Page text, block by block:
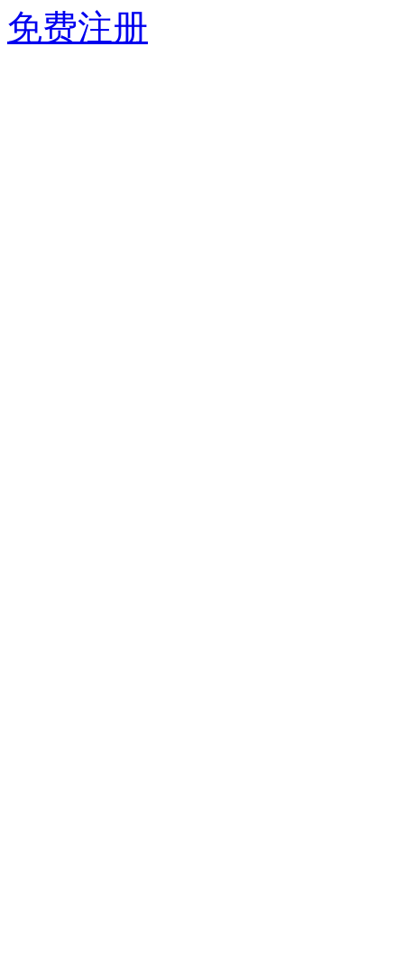
免费注册